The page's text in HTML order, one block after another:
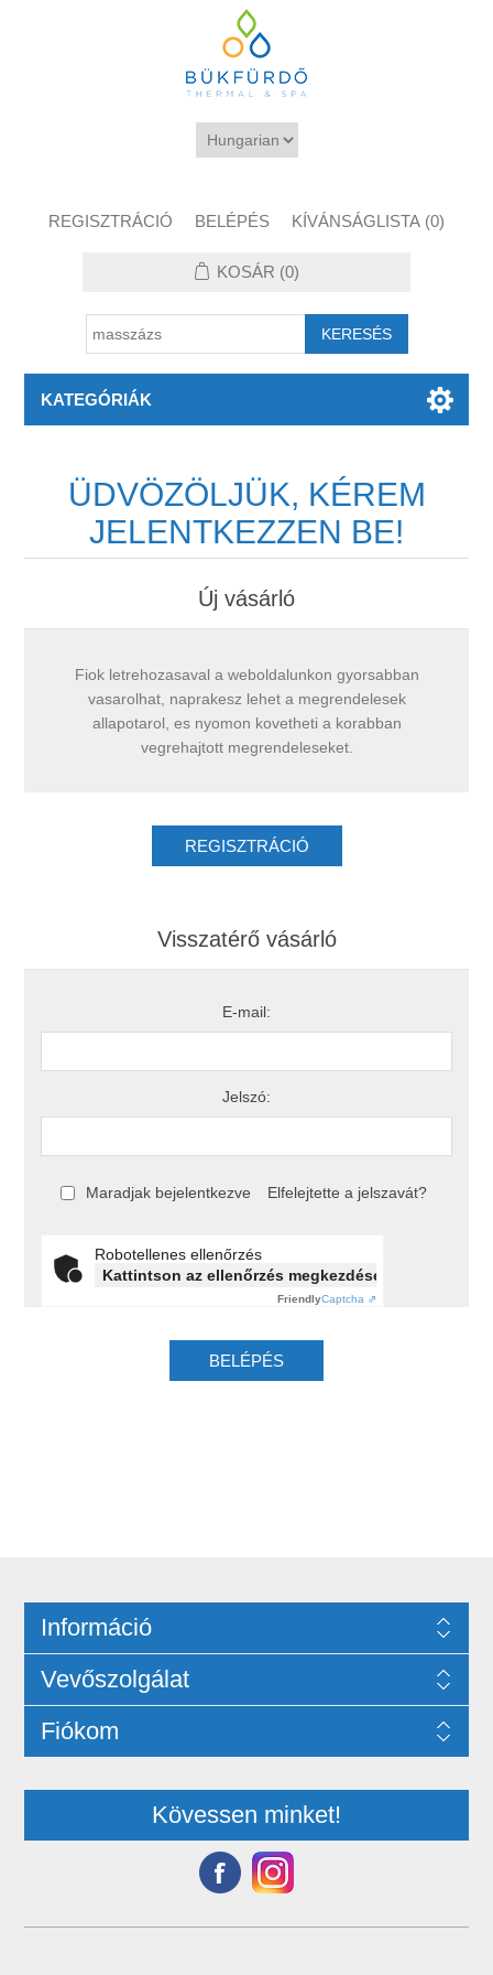
REGISZTRÁCIÓ BELÉPÉS KÍVÁNSÁGLISTA (0)
KOSÁR (0)
KATEGÓRIÁK
ÜDVÖZÖLJÜK, KÉREM
JELENTKEZZEN BE!
Új vásárló
Fiok letrehozasaval a weboldalunkon gyorsabban
vasarolhat, naprakesz lehet a megrendelesek
allapotarol, es nyomon kovetheti a korabban
vegrehajtott megrendeleseket.
Visszatérő vásárló
E-mail:
Jelszó:
Maradjak bejelentkezve Elfelejtette a jelszavát?
Robotellenes ellenőrzés
Kattintson az ellenőrzés megkezdéséhez
FriendlyCaptcha ⇗
Információ
Vevőszolgálat
Fiókom
Kövessen minket!